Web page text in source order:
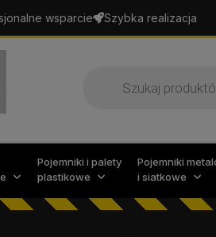
wsparcie Szybka realizacja
produktów
Pojemniki i palety
plastikowe
Pojemniki
i siatkowe